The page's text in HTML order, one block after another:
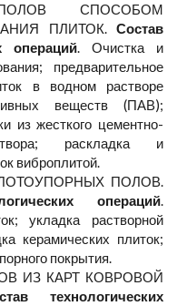
СПОСОБОМ
ПЛИТОК. Состав
операций. Очистка и
предварительное
в водном растворе
веществ (ПАВ);
из жесткого цементно-
раскладка и
виброплитой.
ПОЛОВ.
операций.
укладка растворной
керамических плиток;
покрытия.
ИЗ КАРТ КОВРОВОЙ
технологических